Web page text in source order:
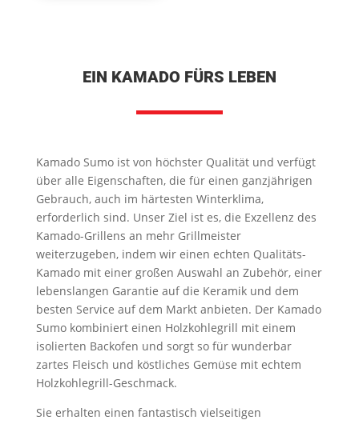
EIN KAMADO FÜRS LEBEN
Kamado Sumo ist von höchster Qualität und verfügt
über alle Eigenschaften, die für einen ganzjährigen
Gebrauch, auch im härtesten Winterklima,
erforderlich sind. Unser Ziel ist es, die Exzellenz des
Kamado-Grillens an mehr Grillmeister
weiterzugeben, indem wir einen echten Qualitäts-
Kamado mit einer großen Auswahl an Zubehör, einer
lebenslangen Garantie auf die Keramik und dem
besten Service auf dem Markt anbieten. Der Kamado
Sumo kombiniert einen Holzkohlegrill mit einem
isolierten Backofen und sorgt so für wunderbar
zartes Fleisch und köstliches Gemüse mit echtem
Holzkohlegrill-Geschmack.
Sie erhalten einen fantastisch vielseitigen